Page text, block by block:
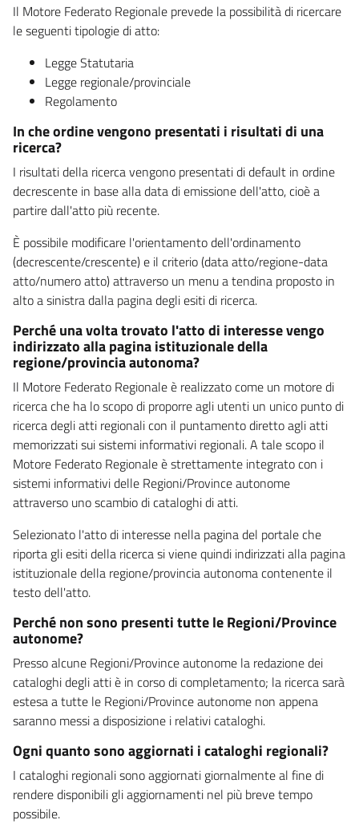
Il Motore Federato Regionale prevede la possibilità di ricercare
le seguenti tipologie di atto:
Legge Statutaria
Legge regionale/provinciale
Regolamento
In che ordine vengono presentati i risultati di una
ricerca?
I risultati della ricerca vengono presentati di default in ordine
decrescente in base alla data di emissione dell'atto, cioè a
partire dall'atto più recente.
È possibile modificare l'orientamento dell'ordinamento
(decrescente/crescente) e il criterio (data atto/regione-data
atto/numero atto) attraverso un menu a tendina proposto in
alto a sinistra dalla pagina degli esiti di ricerca.
Perché una volta trovato l'atto di interesse vengo
indirizzato alla pagina istituzionale della
regione/provincia autonoma?
Il Motore Federato Regionale è realizzato come un motore di
ricerca che ha lo scopo di proporre agli utenti un unico punto di
ricerca degli atti regionali con il puntamento diretto agli atti
memorizzati sui sistemi informativi regionali. A tale scopo il
Motore Federato Regionale è strettamente integrato con i
sistemi informativi delle Regioni/Province autonome
attraverso uno scambio di cataloghi di atti.
Selezionato l'atto di interesse nella pagina del portale che
riporta gli esiti della ricerca si viene quindi indirizzati alla pagina
istituzionale della regione/provincia autonoma contenente il
testo dell'atto.
Perché non sono presenti tutte le Regioni/Province
autonome?
Presso alcune Regioni/Province autonome la redazione dei
cataloghi degli atti è in corso di completamento; la ricerca sarà
estesa a tutte le Regioni/Province autonome non appena
saranno messi a disposizione i relativi cataloghi.
Ogni quanto sono aggiornati i cataloghi regionali?
I cataloghi regionali sono aggiornati giornalmente al fine di
rendere disponibili gli aggiornamenti nel più breve tempo
possibile.